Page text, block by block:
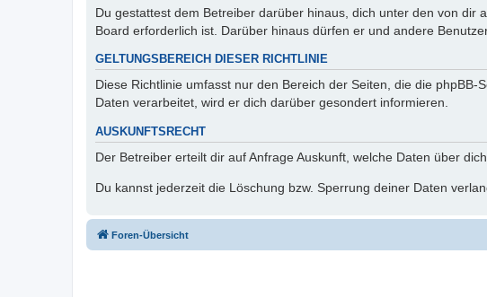
Du gestattest dem Betreiber darüber hinaus, dich unter den von
Board erforderlich ist. Darüber hinaus dürfen er und andere
GELTUNGSBEREICH DIESER RICHTLINIE
Diese Richtlinie umfasst nur den Bereich der Seiten, die die
Daten verarbeitet, wird er dich darüber gesondert informieren.
AUSKUNFTSRECHT
Der Betreiber erteilt dir auf Anfrage Auskunft, welche Daten über
Du kannst jederzeit die Löschung bzw. Sperrung deiner Daten
Foren-Übersicht